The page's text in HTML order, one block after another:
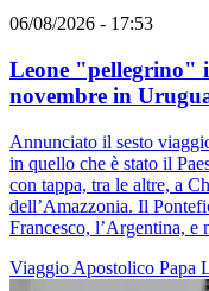
06/08/2026 - 17:53
Leone "pellegrino"
novembre in
Annunciato il sesto
in quello che è stato il
con tappa, tra le altre, a
dell’Amazzonia. Il
Francesco, l’Argentina, e
Viaggio Apostolico Papa